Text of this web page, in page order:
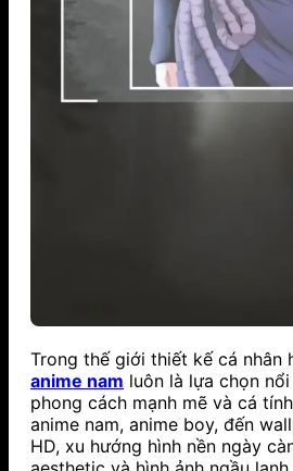
Trong thế giới thiết kế cá nhân
anime nam luôn là lựa chọn
phong cách mạnh mẽ và cá
anime nam, anime boy, đến
HD, xu hướng hình nền ngày